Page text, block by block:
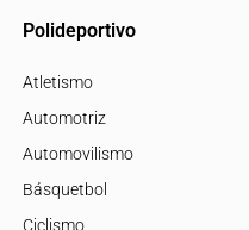
Polideportivo
Atletismo
Automotriz
Automovilismo
Básquetbol
Ciclismo